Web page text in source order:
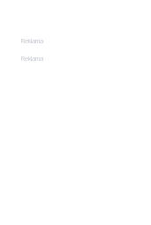
Reklama
Reklama